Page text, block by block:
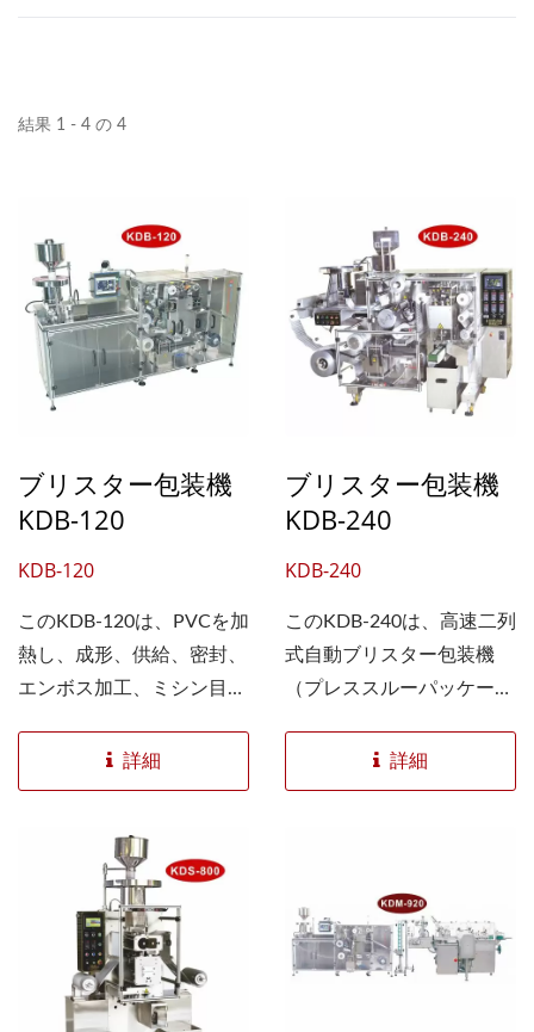
結果 1 - 4 の 4
ブリスター包装機
KDB-120
KDB-120
このKDB-120は、PVCを加
熱し、成形、供給、密封、
エンボス加工、ミシン目加
動で行う自動ブリスター包
装機（プレススルーパッケ
品（錠剤、カプセル、丸薬
など）、食品、その他類似
製品の包装に使用できま
す。 この機械は、2つのブ
リスターパックの間に端材
が発生しないため、材料を
詳細
ブリスター包装機
KDB-240
KDB-240
このKDB-240は、高速二列
式自動ブリスター包装機
（プレススルーパッケージ
を自動的に加熱し、成形、
供給、封止、エンボス加
カプセル、丸薬など）、食
品、その他類似製品の包装
に使用できます。 最大処
詳細